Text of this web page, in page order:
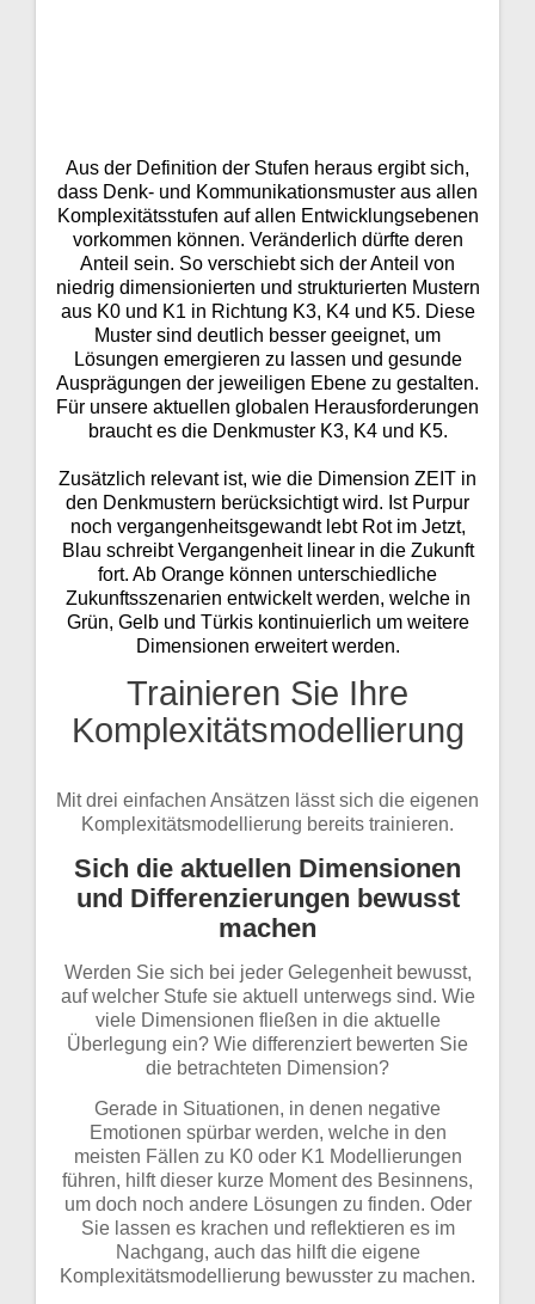
Aus der Definition der Stufen heraus ergibt sich,
dass Denk- und Kommunikationsmuster aus allen
Komplexitätsstufen auf allen Entwicklungsebenen
vorkommen können. Veränderlich dürfte deren
Anteil sein. So verschiebt sich der Anteil von
niedrig dimensionierten und strukturierten Mustern
aus K0 und K1 in Richtung K3, K4 und K5. Diese
Muster sind deutlich besser geeignet, um
Lösungen emergieren zu lassen und gesunde
Ausprägungen der jeweiligen Ebene zu gestalten.
Für unsere aktuellen globalen Herausforderungen
braucht es die Denkmuster K3, K4 und K5.
Zusätzlich relevant ist, wie die Dimension ZEIT in
den Denkmustern berücksichtigt wird. Ist Purpur
noch vergangenheitsgewandt lebt Rot im Jetzt,
Blau schreibt Vergangenheit linear in die Zukunft
fort. Ab Orange können unterschiedliche
Zukunftsszenarien entwickelt werden, welche in
Grün, Gelb und Türkis kontinuierlich um weitere
Dimensionen erweitert werden.
Trainieren Sie Ihre
Komplexitätsmodellierung
Mit drei einfachen Ansätzen lässt sich die eigenen
Komplexitätsmodellierung bereits trainieren.
Sich die aktuellen Dimensionen
und Differenzierungen bewusst
machen
Werden Sie sich bei jeder Gelegenheit bewusst,
auf welcher Stufe sie aktuell unterwegs sind. Wie
viele Dimensionen fließen in die aktuelle
Überlegung ein? Wie differenziert bewerten Sie
die betrachteten Dimension?
Gerade in Situationen, in denen negative
Emotionen spürbar werden, welche in den
meisten Fällen zu K0 oder K1 Modellierungen
führen, hilft dieser kurze Moment des Besinnens,
um doch noch andere Lösungen zu finden. Oder
Sie lassen es krachen und reflektieren es im
Nachgang, auch das hilft die eigene
Komplexitätsmodellierung bewusster zu machen.